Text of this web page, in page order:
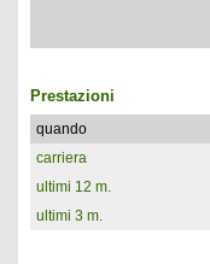
Prestazioni
quando
carriera
ultimi 12 m.
ultimi 3 m.